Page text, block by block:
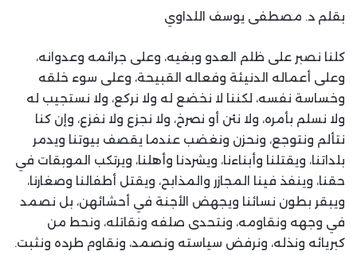
بقلم د. مصطفى يوسف اللداوي
كلنا نصبر على ظلم العدو وبغيه، وعلى جرائمه وعدوانه،
وعلى أعماله الدنيئة وفعاله القبيحة، وعلى سوء خلقه
وخساسة نفسه، لكننا لا نخضع له ولا نركع، ولا نستجيب له
ولا نسلم بأمره، ولا نئن أو نصرخ، ولا نجزع ولا نفزع، وإن كنا
نتألم ونتوجع، ونحزن ونغضب عندما يقصف بيوتنا ويدمر
بلداتنا، ويقتلنا وأبناءنا، ويشردنا وأهلنا، ويرتكب الموبقات في
حقنا، وينفذ فينا المجازر والمذابح، ويقتل أطفالنا وصغارنا،
ويبقر بطون نسائنا ويجهض الأجنة في أحشائهن، بل نصمد
في وجهه ونقاومه، ونتحدى صلفه ونقاتله، ونحط من
كبريائه ونذله، ونرفض سياسته ونصمد، ونقاوم طرده ونثبت.